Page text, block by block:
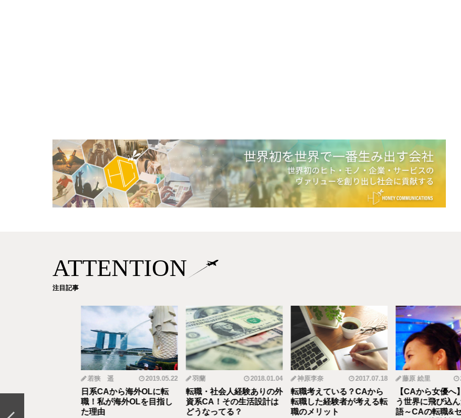
ATTENTION
注目記事
ら野菜ソムリエ
の転職＆セカン
若狭 遥 2019.05.22
日系CAから海外OLに転
職！私が海外OLを目指し
た理由
羽蘭 2018.01.04
転職・社会人経験ありの外
資系CA！その生活設計は
どうなってる？
神原李奈 2017.07.18
転職考えている？CAから
転職した経験者が考える転
職のメリット
藤原 絵里
【CAから女優へ
う世界に飛び込
語～CAの転職&